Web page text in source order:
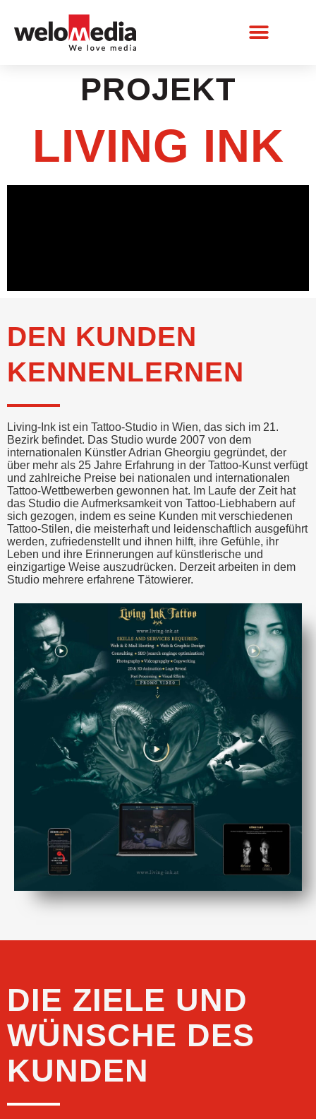
PROJEKT
LIVING INK
DEN KUNDEN
KENNENLERNEN
Living-Ink ist ein Tattoo-Studio in Wien, das sich im 21.
Bezirk befindet. Das Studio wurde 2007 von dem
internationalen Künstler Adrian Gheorgiu gegründet, der
über mehr als 25 Jahre Erfahrung in der Tattoo-Kunst verfügt
und zahlreiche Preise bei nationalen und internationalen
Tattoo-Wettbewerben gewonnen hat. Im Laufe der Zeit hat
das Studio die Aufmerksamkeit von Tattoo-Liebhabern auf
sich gezogen, indem es seine Kunden mit verschiedenen
Tattoo-Stilen, die meisterhaft und leidenschaftlich ausgeführt
werden, zufriedenstellt und ihnen hilft, ihre Gefühle, ihr
Leben und ihre Erinnerungen auf künstlerische und
einzigartige Weise auszudrücken. Derzeit arbeiten in dem
Studio mehrere erfahrene Tätowierer.
DIE ZIELE UND
WÜNSCHE DES
KUNDEN